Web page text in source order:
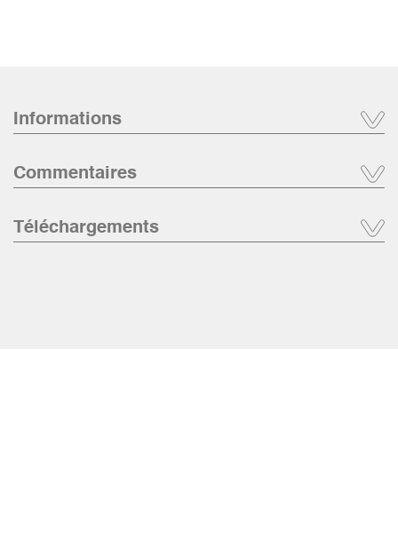
Informations
Commentaires
Téléchargements